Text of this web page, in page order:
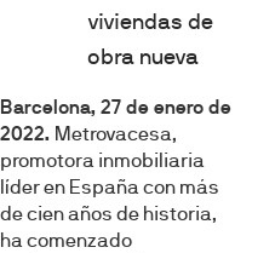
viviendas de
obra nueva
Barcelona, 27 de enero de
2022. Metrovacesa,
promotora inmobiliaria
líder en España con más
de cien años de historia,
ha comenzado